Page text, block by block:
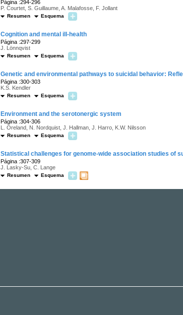
Página :294-296
P. Courtet, S. Guillaume, A. Malafosse, F. Jollant
Resumen Esquema
Cognition and mental ill-health
Página :297-299
J. Lönnqvist
Resumen Esquema
Genetic and environmental pathways to suicidal behavior:
Página :300-303
K.S. Kendler
Resumen Esquema
Environment and the serotonergic system
Página :304-306
L. Oreland, N. Nordquist, J. Hallman, J. Harro, K.W. Nilsson
Resumen Esquema
Statistical challenges for genome-wide association studies of
Página :307-309
J. Lasky-Su, C. Lange
Resumen Esquema